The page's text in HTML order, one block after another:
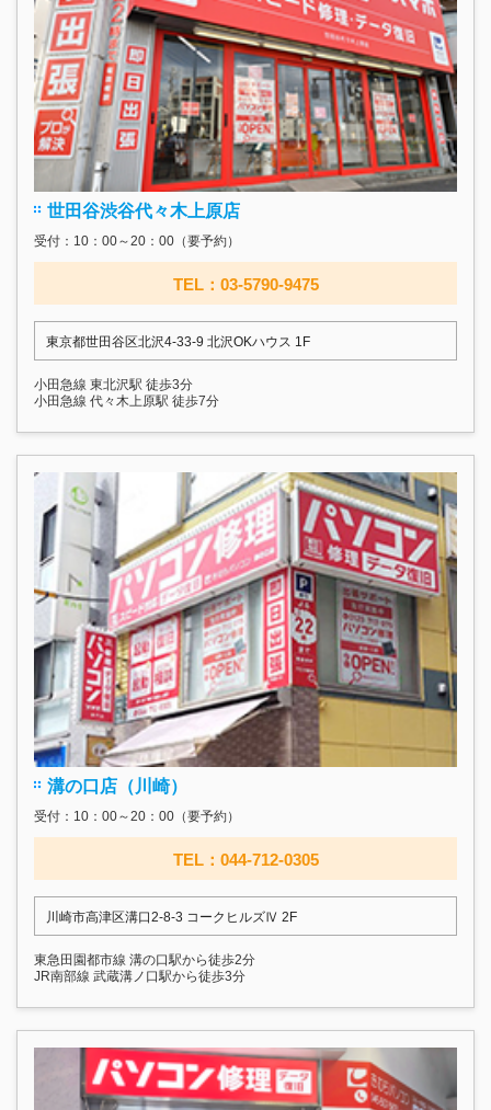
世田谷渋谷代々木上原店
受付：10：00～20：00（要予約）
TEL：03-5790-9475
東京都世田谷区北沢4-33-9 北沢OKハウス 1F
小田急線 東北沢駅 徒歩3分
小田急線 代々木上原駅 徒歩7分
溝の口店（川崎）
受付：10：00～20：00（要予約）
TEL：044-712-0305
川崎市高津区溝口2-8-3 コークヒルズⅣ 2F
東急田園都市線 溝の口駅から徒歩2分
JR南部線 武蔵溝ノ口駅から徒歩3分